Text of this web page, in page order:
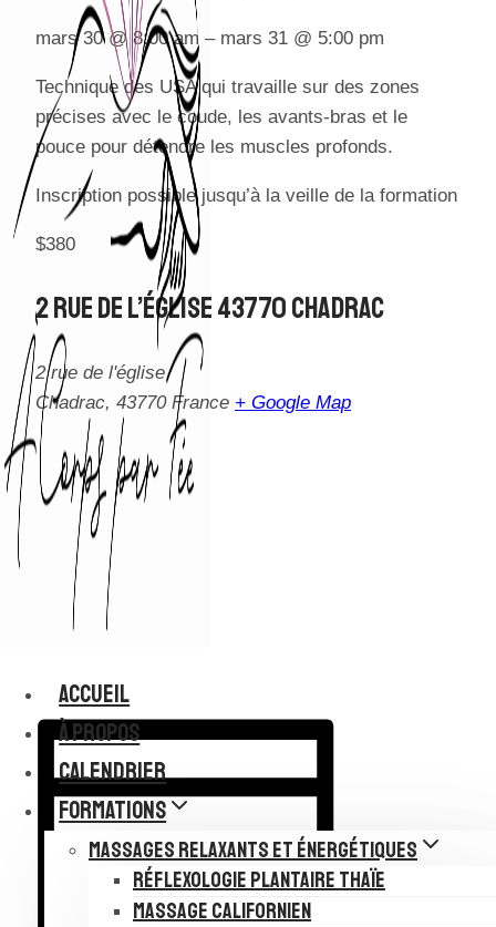
ACCUEIL
À PROPOS
CALENDRIER
FORMATIONS
MASSAGES RELAXANTS ET ÉNERGÉTIQUES
RÉFLEXOLOGIE PLANTAIRE THAÏE
MASSAGE CALIFORNIEN
mars 30 @ 8:00 am – mars 31 @ 5:00 pm
Technique des USA qui travaille sur des zones
précises avec le coude, les avants-bras et le
pouce pour détendre les muscles profonds.
Inscription possible jusqu’à la veille de la formation
$380
2 Rue De L’église 43770 Chadrac
2 rue de l'église
Chadrac, 43770 France + Google Map